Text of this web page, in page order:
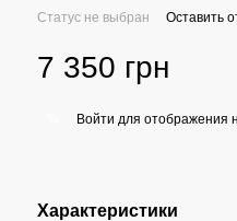
Статус не выбран Оставить
7 350 грн
Войти для отображения
Характеристики